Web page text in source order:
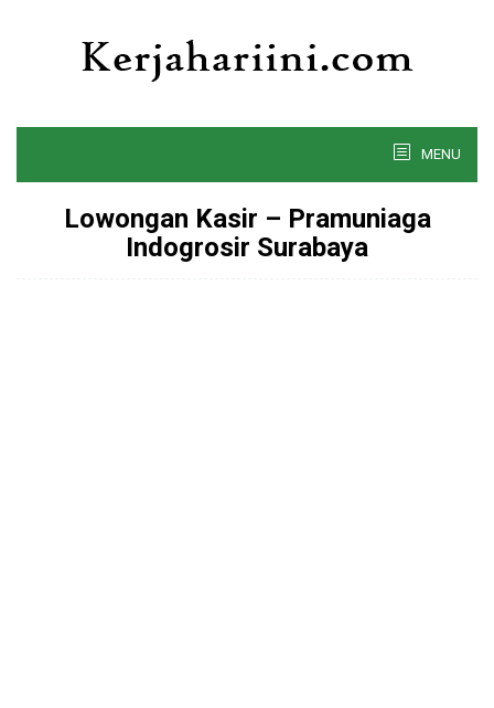
MENU
Lowongan Kasir – Pramuniaga
Indogrosir Surabaya